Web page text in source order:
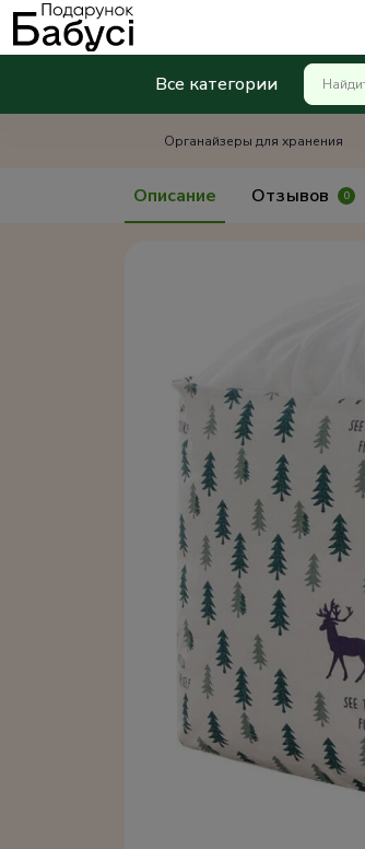
Все категории
Органайзеры для хранения
Описание Отзывов 0